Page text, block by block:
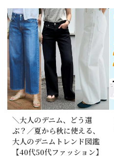
＼大人のデニム、どう選
ぶ？／夏から秋に使える、
大人のデニムトレンド図鑑
【40代50代ファッション】